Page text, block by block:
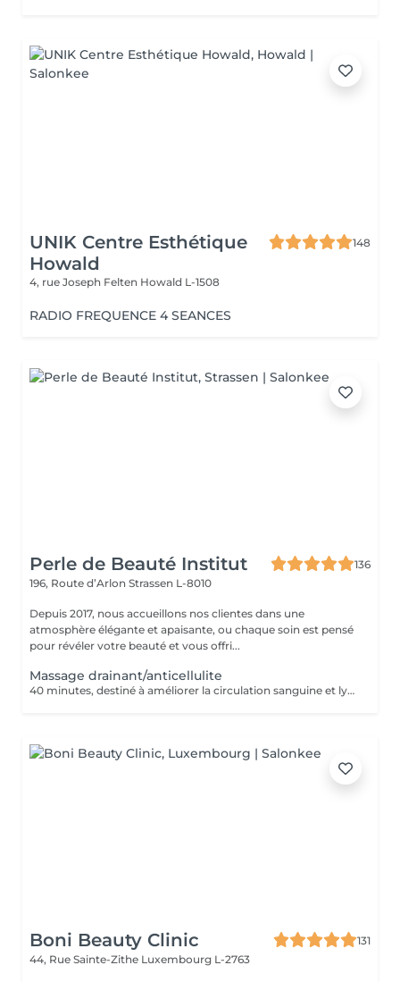
UNIK Centre Esthétique
Howald
148
4, rue Joseph Felten Howald L-1508
RADIO FREQUENCE 4 SEANCES
Perle de Beauté Institut
136
196, Route d’Arlon Strassen L-8010
Depuis 2017, nous accueillons nos clientes dans une
atmosphère élégante et apaisante, ou chaque soin est pensé
pour révéler votre beauté et vous offri...
Massage drainant/anticellulite
40 minutes, destiné à améliorer la circulation sanguine et lymphatique, élimination des cellulites.
Boni Beauty Clinic
131
44, Rue Sainte-Zithe Luxembourg L-2763